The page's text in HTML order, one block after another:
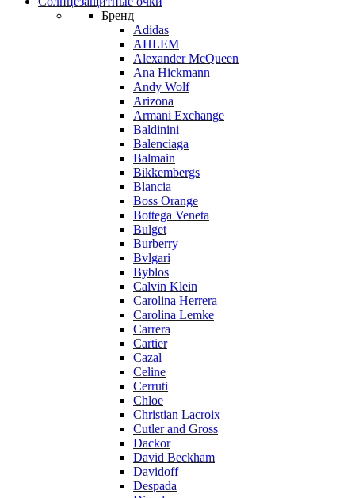
Бренд
Adidas
AHLEM
Alexander McQueen
Ana Hickmann
Andy Wolf
Arizona
Armani Exchange
Baldinini
Balenciaga
Balmain
Bikkembergs
Blancia
Boss Orange
Bottega Veneta
Bulget
Burberry
Bvlgari
Byblos
Calvin Klein
Carolina Herrera
Carolina Lemke
Carrera
Cartier
Cazal
Celine
Cerruti
Chloe
Christian Lacroix
Cutler and Gross
Dackor
David Beckham
Davidoff
Despada